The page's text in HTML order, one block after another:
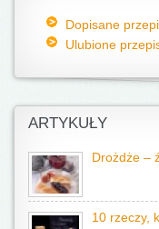
Dopisane
Ulubione
ARTYKUŁY
Drożdże –
10 rzeczy,